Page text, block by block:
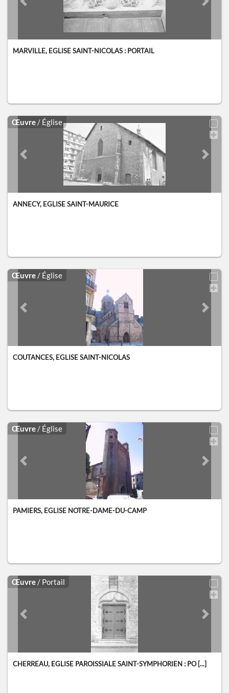
Previous slide Next
MARVILLE, EGLISE SAINT-NICOLAS : PORTAIL
Œuvre / Église
Previous slide Next
ANNECY, EGLISE SAINT-MAURICE
Œuvre / Église
Previous slide Next
COUTANCES, EGLISE SAINT-NICOLAS
Œuvre / Église
Previous slide Next
PAMIERS, EGLISE NOTRE-DAME-DU-CAMP
Œuvre / Portail
Previous slide Next
CHERREAU, EGLISE PAROISSIALE SAINT-SYMPHORIEN : PO [...]